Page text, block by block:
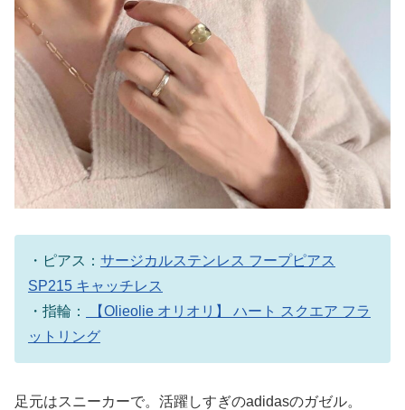
・ピアス： サージカルステンレス フープピアス
SP215 キャッチレス
・指輪：
【Olieolie オリオリ】 ハート スクエア フラ
ットリング
足元はスニーカーで。活躍しすぎのadidasのガゼル。